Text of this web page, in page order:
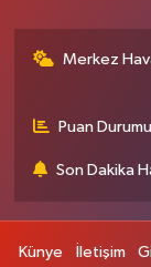
Merkez
Puan
Son Dakika
Künye İletişim